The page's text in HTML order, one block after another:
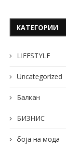
КАТЕГОРИИ
LIFESTYLE
Uncategorized
Балкан
БИЗНИС
боја на мода